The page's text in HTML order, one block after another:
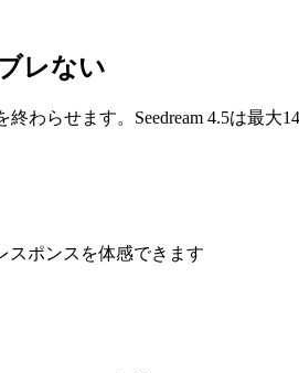
レない
わらせます。Seedream 4.5は最
スポンスを体感できます